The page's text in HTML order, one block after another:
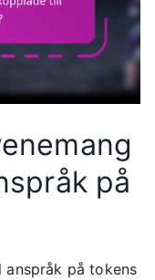
på
anspråk på tokens